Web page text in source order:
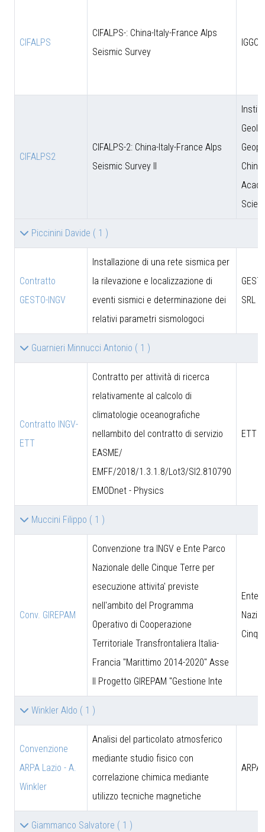
CIFALPS
CIFALPS-: China-Italy-France Alps
Seismic Survey
CIFALPS2
CIFALPS-2: China-Italy-France Alps
Seismic Survey II
Piccinini Davide ( 1 )
Contratto
GESTO-INGV
Installazione di una rete sismica per
la rilevazione e localizzazione di
eventi sismici e determinazione dei
relativi parametri sismologoci
SRL
Guarnieri Minnucci Antonio ( 1 )
Contratto INGV-
ETT
Contratto per attività di ricerca
relativamente al calcolo di
climatologie oceanografiche
nellambito del contratto di servizio
EASME/
EMFF/2018/1.3.1.8/Lot3/SI2.810790
EMODnet - Physics
ETT
Muccini Filippo ( 1 )
Conv. GIREPAM
Convenzione tra INGV e Ente Parco
Nazionale delle Cinque Terre per
esecuzione attivita' previste
nell'ambito del Programma
Operativo di Cooperazione
Territoriale Transfrontaliera Italia-
Francia "Marittimo 2014-2020" Asse
II Progetto GIREPAM "Gestione Inte
Ente
Winkler Aldo ( 1 )
Convenzione
ARPA Lazio - A.
Winkler
Analisi del particolato atmosferico
mediante studio fisico con
correlazione chimica mediante
utilizzo tecniche magnetiche
ARPA
Giammanco Salvatore ( 1 )